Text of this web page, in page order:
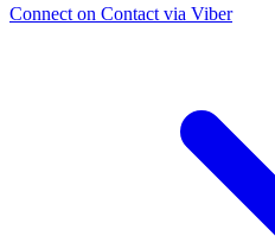
Connect on Contact via Viber